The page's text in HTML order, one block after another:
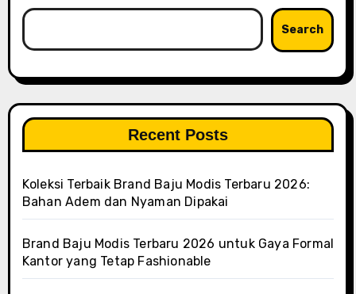
Search
Recent Posts
Koleksi Terbaik Brand Baju Modis Terbaru 2026:
Bahan Adem dan Nyaman Dipakai
Brand Baju Modis Terbaru 2026 untuk Gaya Formal
Kantor yang Tetap Fashionable